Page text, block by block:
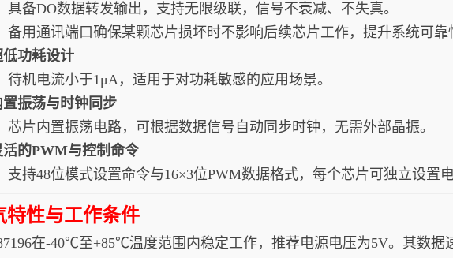
具备DO数据转发输出，支持无限级联，信号不衰减、不失真。
备用通讯端口确保某颗芯片损坏时不影响后续芯片工作，提升系统可靠
低功耗设计
待机电流小于1μA，适用于对功耗敏感的应用场景。
置振荡与时钟同步
芯片内置振荡电路，可根据数据信号自动同步时钟，无需外部晶振。
活的PWM与控制命令
支持48位模式设置命令与16×3位PWM数据格式，每个芯片可独立设置电
特性与工作条件
在-40℃至+85℃温度范围内稳定工作，推荐电源电压为5V。其数据